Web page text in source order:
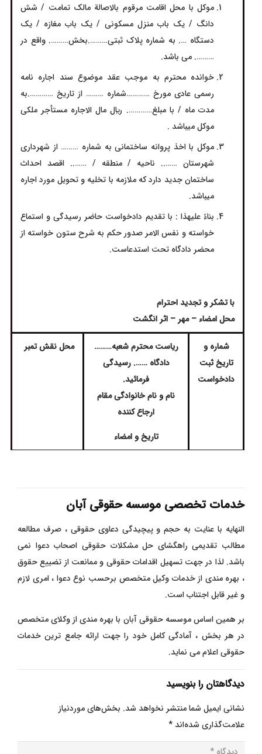
موکل با محل اقامت مرقوم بالاصالة مالک تمامت / شش
دانگ / یک باب منزل مسکونی / یک باب مغازه / یک
دستگاه …. به شماره پلاک ثبتی……….بخش………. واقع در
………. می باشد.
خوانده محترم به موجب عقد موضوع سند اجاره نامه
رسمی عادی مورخ …………شماره ……… از تاریخ ………….به
مدت ماه / با مبلغ…………. ريال مال الاجاره مستأجر ملکی
موکل میباشد .
موکل با اخذ پروانه ساختمانی به شماره ……… از شهرداری
شهرستان …….. ناحيه / منطقه / …….. اقصد احداث
ساختمان جدید دارد که ملازمه با تخلیه و تحویل مورد اجاره
میباشد.
بناءً عليهذا : با تقدیم دادخواست حاضر رسیدگی و استماع
خواسته و نفس الامر صدور حکم به شرح ستون خواسته از
محضر دادگاه تحت استدعاست.
با تشکر و تجدید احترام
محل امضاء – مهر – اثر انگشت
شماره و
تاریخ ثبت
دادخواست
ریاست محترم شعبه………
دادگاه ……. رسیدگی
فرمائید.
نام و نام خانوادگی مقام
ارجاع کننده
تاریخ و امضاء
محل نقش تمبر
خدمات تخصصی موسسه حقوقی آبان
النهایه با عنایت به حجم و پیچیدگی دعاوی حقوقی ، صرف مطالعه
مطالب تقدیمی راهگشای حل مشکلات حقوقی اصحاب دعوا نمی
باشد. لذا در جهت تسهیل اقدامات حقوقی و ممانعت از تضییع حقوق
، بهره مندی از خدمات وکیل متخصص برحسب نوع دعوا ، امری لازم
و غیر قابل اجتناب است.
بر همین اساس موسسه حقوقی آبان با بهره مندی از وکلای متخصص
در هر بخش ، آمادگی کامل خود را جهت ارائه جامع ترین خدمات
حقوقی اعلام می نماید.
دیدگاهتان را بنویسید
نشانی ایمیل شما منتشر نخواهد شد. بخش‌های موردنیاز
علامت‌گذاری شده‌اند*